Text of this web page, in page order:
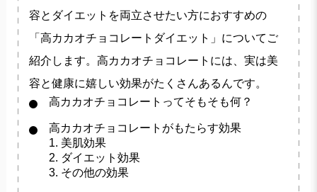
容とダイエットを両立させたい方におすすめの
「高カカオチョコレートダイエット」についてご
紹介します。高カカオチョコレートには、実は美
容と健康に嬉しい効果がたくさんあるんです。
高カカオチョコレートってそもそも何？
高カカオチョコレートがもたらす効果
1. 美肌効果
2. ダイエット効果
3. その他の効果